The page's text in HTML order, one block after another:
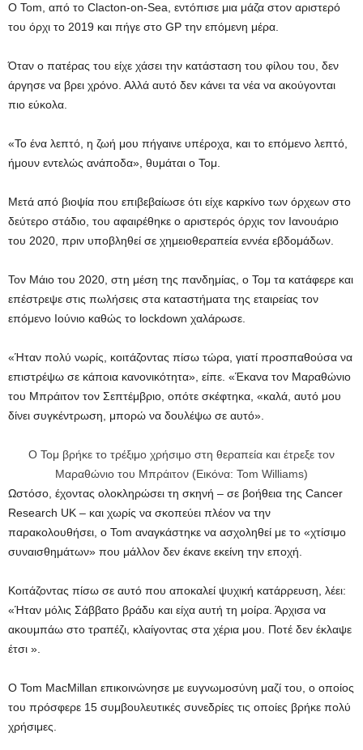
Ο Tom, από το Clacton-on-Sea, εντόπισε μια μάζα στον αριστερό
του όρχι το 2019 και πήγε στο GP την επόμενη μέρα.
Όταν ο πατέρας του είχε χάσει την κατάσταση του φίλου του, δεν
άργησε να βρει χρόνο. Αλλά αυτό δεν κάνει τα νέα να ακούγονται
πιο εύκολα.
«Το ένα λεπτό, η ζωή μου πήγαινε υπέροχα, και το επόμενο λεπτό,
ήμουν εντελώς ανάποδα», θυμάται ο Τομ.
Μετά από βιοψία που επιβεβαίωσε ότι είχε καρκίνο των όρχεων στο
δεύτερο στάδιο, του αφαιρέθηκε ο αριστερός όρχις τον Ιανουάριο
του 2020, πριν υποβληθεί σε χημειοθεραπεία εννέα εβδομάδων.
Τον Μάιο του 2020, στη μέση της πανδημίας, ο Τομ τα κατάφερε και
επέστρεψε στις πωλήσεις στα καταστήματα της εταιρείας τον
επόμενο Ιούνιο καθώς το lockdown χαλάρωσε.
«Ήταν πολύ νωρίς, κοιτάζοντας πίσω τώρα, γιατί προσπαθούσα να
επιστρέψω σε κάποια κανονικότητα», είπε. «Έκανα τον Μαραθώνιο
του Μπράιτον τον Σεπτέμβριο, οπότε σκέφτηκα, «καλά, αυτό μου
δίνει συγκέντρωση, μπορώ να δουλέψω σε αυτό».
Ο Τομ βρήκε το τρέξιμο χρήσιμο στη θεραπεία και έτρεξε τον
Μαραθώνιο του Μπράιτον (Εικόνα: Tom Williams)
Ωστόσο, έχοντας ολοκληρώσει τη σκηνή – σε βοήθεια της Cancer
Research UK – και χωρίς να σκοπεύει πλέον να την
παρακολουθήσει, ο Tom αναγκάστηκε να ασχοληθεί με το «χτίσιμο
συναισθημάτων» που μάλλον δεν έκανε εκείνη την εποχή.
Κοιτάζοντας πίσω σε αυτό που αποκαλεί ψυχική κατάρρευση, λέει:
«Ήταν μόλις Σάββατο βράδυ και είχα αυτή τη μοίρα. Άρχισα να
ακουμπάω στο τραπέζι, κλαίγοντας στα χέρια μου. Ποτέ δεν έκλαψε
έτσι ».
Ο Tom MacMillan επικοινώνησε με ευγνωμοσύνη μαζί του, ο οποίος
του πρόσφερε 15 συμβουλευτικές συνεδρίες τις οποίες βρήκε πολύ
χρήσιμες.